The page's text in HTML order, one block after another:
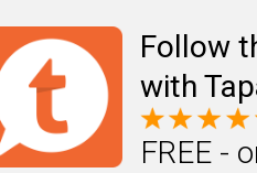
Follow
with
FREE -